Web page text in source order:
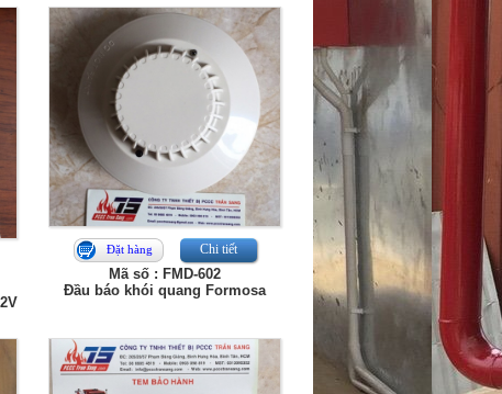
Đặt hàng Chi tiết
Mã số : FMD-602
Đầu báo khói quang Formosa